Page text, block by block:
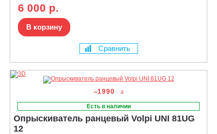
6 000 р.
В корзину
Сравнить
–1990
Есть в наличии
Опрыскиватель ранцевый Volpi UNI 81UG
12